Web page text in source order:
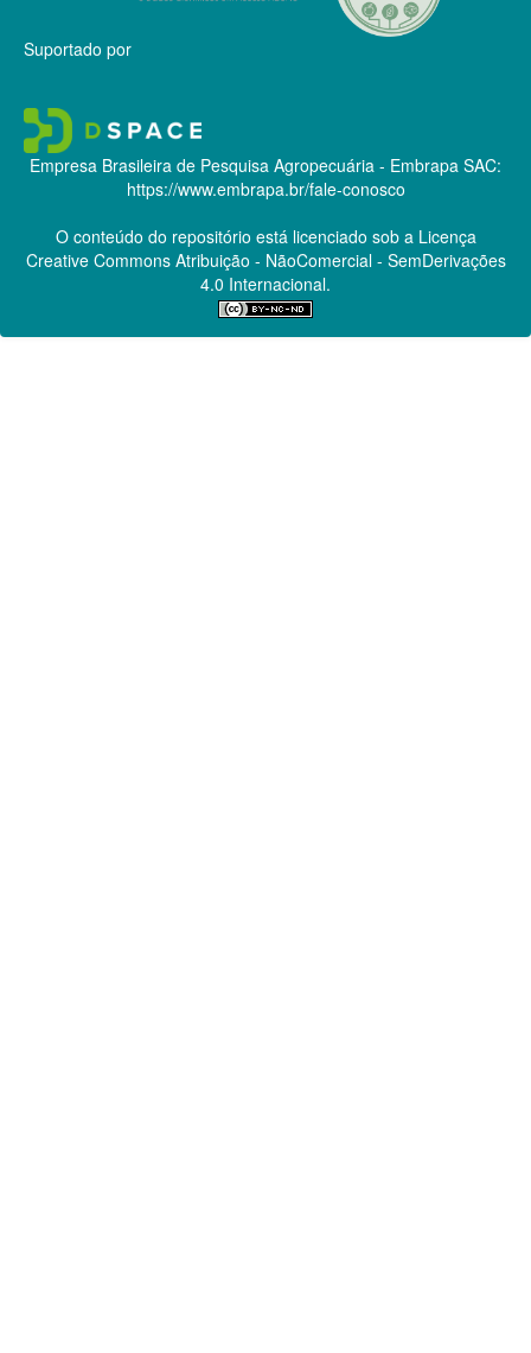
Suportado por
Empresa Brasileira de Pesquisa Agropecuária - Embrapa SAC:
https://www.embrapa.br/fale-conosco
O conteúdo do repositório está licenciado sob a Licença
Creative CommonsAtribuição - NãoComercial - SemDerivações
4.0 Internacional.